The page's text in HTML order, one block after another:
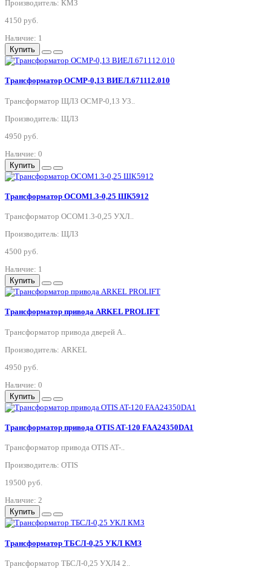
Производитель: КМЗ
4150 руб.
Наличие: 1
Купить
Трансформатор ОСМР-0,13 ВИЕЛ.671112.010
Трансформатор ЩЛЗ ОСМР-0,13 У3..
Производитель: ЩЛЗ
4950 руб.
Наличие: 0
Купить
Трансформатор ОСОМ1.3-0,25 ШК5912
Трансформатор ОСОМ1.3-0,25 УХЛ..
Производитель: ЩЛЗ
4500 руб.
Наличие: 1
Купить
Трансформатор привода ARKEL PROLIFT
Трансформатор привода дверей A..
Производитель: ARKEL
4950 руб.
Наличие: 0
Купить
Трансформатор привода OTIS AT-120 FAA24350DA1
Трансформатор привода OTIS AT-..
Производитель: OTIS
19500 руб.
Наличие: 2
Купить
Трансформатор ТБСЛ-0,25 УКЛ КМЗ
Трансформатор ТБСЛ-0,25 УХЛ4 2..